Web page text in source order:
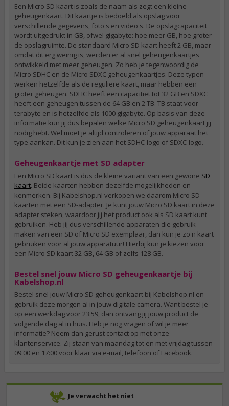
Je verwacht het niet
Een Micro SD kaart is zoals de naam als zegt een kleine
geheugenkaart. Dit kaartje is bedoeld als opslag voor
verschillende gegevens, foto's en video's. De opslagcapaciteit
wordt uitgedrukt in GB, ofwel gigabyte: hoe meer GB, hoe groter
de opslagruimte. De standaard Micro SD kaart heeft 2 GB, maar
omdat dit erg weinig is, werden er al snel geheugenkaartjes
ontwikkeld met meer geheugen. Zo heb je tegenwoordig de
Micro SDHC en de Micro SDXC geheugenkaartjes. Deze typen
werken hetzelfde als de reguliere kaart, maar hebben een
groter geheugen. SDHC heeft een capacitiet tot 32 GB en SDXC
heeft een geheugen tussen de 64 GB en 2 TB. TB staat voor
terabyte en is hetzelfde als 1000 gigabyte. Op basis van deze
informatie kun jij dus bepalen welke Micro SD geheugenkaart jij
nodig hebt. Wel moet je altijd controleren of jouw apparaat het
type aankan. Dit kun je zien aan het SDHC-logo of SDXC-logo.
Geheugenkaartje met SD adapter
Een Micro SD kaart is dus de kleine variant van een gewone SD
kaart. Beide kaarten hebben dezelfde mogelijkheden en
kenmerken. Bij Kabelshop.nl verkopen we daarom Micro SD
kaarten met een SD-adapter. Je kunt jouw Micro SD kaart in deze
adapter steken, waardoor jij het product ook als SD kaart kunt
gebruiken. Heb jij dus verschillende apparaten die gebruik
maken van een SD of Micro SD exemplaar, dan kun je zo'n kaart
gebruiken voor al jouw apparatuur! Hierbij kun je kiezen voor
een Micro SD kaart 32 GB, 64 GB of zelfs 128 GB.
Bestel snel jouw Micro SD geheugenkaartje bij
Kabelshop.nl
Bestel snel jouw Micro SD geheugenkaart bij Kabelshop.nl en
gebruik deze morgen al in jouw digitale camera. Want bestel je
op een werkdag voor 23:59, dan ontvang jij jouw product de
volgende dag al in huis. Heb je nog vragen of wil je meer
informatie? Neem dan gerust contact op met onze
klantenservice. Zij staan van maandag tot en met vrijdag tussen
09:00 en 17:00 voor klaar via e-mail, telefoon of Facebook.